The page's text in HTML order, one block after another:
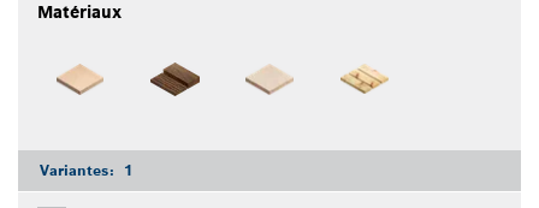
Matériaux
Variantes: 1